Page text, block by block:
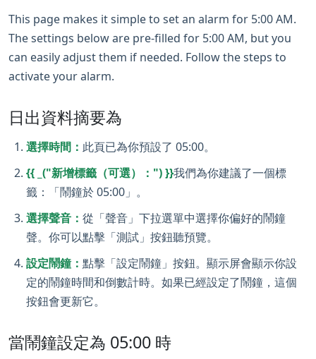
This page makes it simple to set an alarm for 5:00 AM.
The settings below are pre-filled for 5:00 AM, but you
can easily adjust them if needed. Follow the steps to
activate your alarm.
日出資料摘要為
選擇時間： 此頁已為你預設了 05:00。
{{ _("新增標籤（可選）：") }}我們為你建議了一個標
籤：「鬧鐘於 05:00」。
選擇聲音： 從「聲音」下拉選單中選擇你偏好的鬧鐘
聲。你可以點擊「測試」按鈕聽預覽。
設定鬧鐘： 點擊「設定鬧鐘」按鈕。顯示屏會顯示你設
定的鬧鐘時間和倒數計時。如果已經設定了鬧鐘，這個
按鈕會更新它。
當鬧鐘設定為 05:00 時